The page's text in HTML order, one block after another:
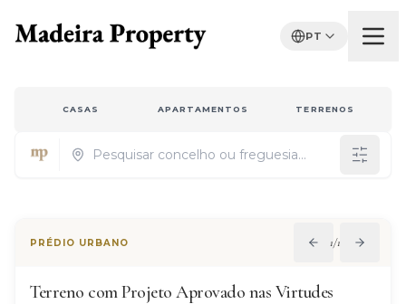
PT
CASAS APARTAMENTOS TERRENOS
PRÉDIO URBANO 1/11
Terreno com Projeto Aprovado nas Virtudes